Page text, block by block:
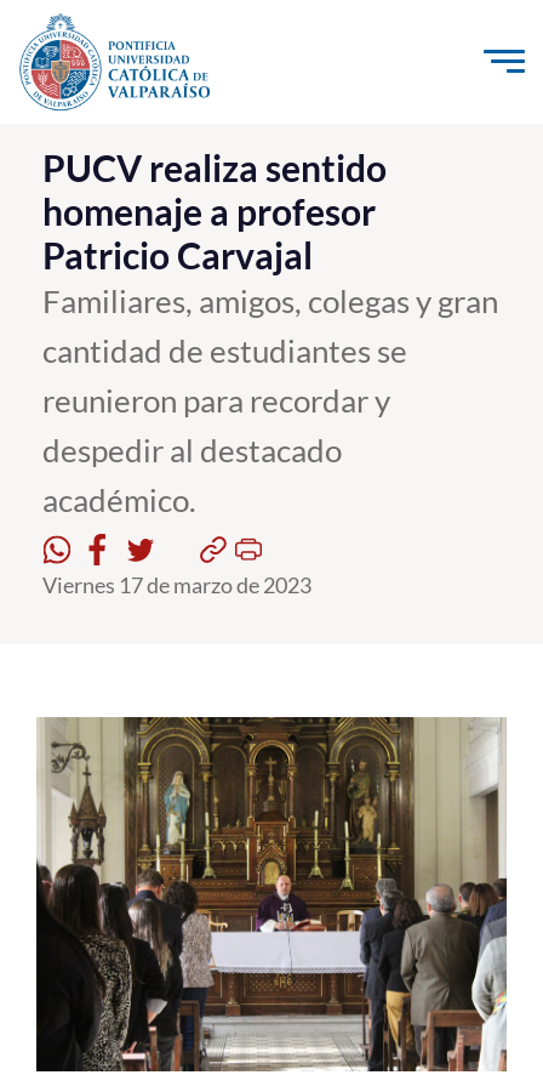
Click acá para ir directamente al contenido
La Universidad
Investigación, Creación e Innovación
PUCV Internacional
Vinculación con el Medio
Admisión
Pregrado
Formación Continua
Alumni
English
PUCV realiza sentido
homenaje a profesor
Patricio Carvajal
Familiares, amigos, colegas y gran
cantidad de estudiantes se
reunieron para recordar y
despedir al destacado
académico.
Viernes 17 de marzo de 2023